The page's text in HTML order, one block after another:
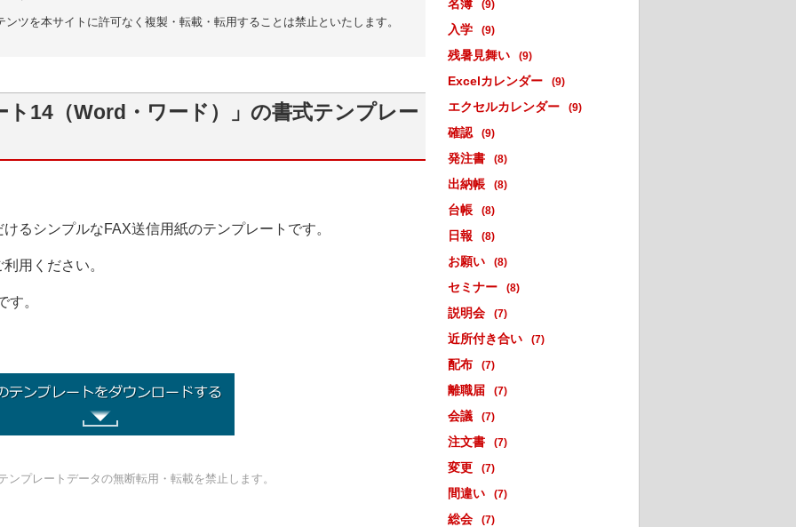
ツを本サイトに許可なく複製・転載・転用することは禁止といたします。
ト14（Word・ワード）」の書式テンプレー
るシンプルなFAX送信用紙のテンプレートです。
用ください。
。
ンプレートデータの無断転用・転載を禁止します。
名簿 (9)
入学 (9)
残暑見舞い (9)
Excelカレンダー (9)
エクセルカレンダー (9)
確認 (9)
発注書 (8)
出納帳 (8)
台帳 (8)
日報 (8)
お願い (8)
セミナー (8)
説明会 (7)
近所付き合い (7)
配布 (7)
離職届 (7)
会議 (7)
注文書 (7)
変更 (7)
間違い (7)
総会 (7)